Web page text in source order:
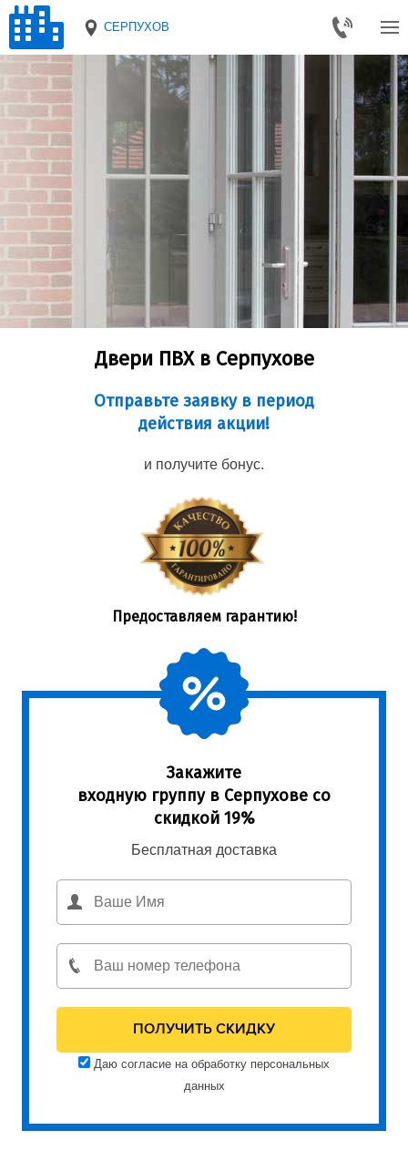
СЕРПУХОВ
Двери ПВХ в Серпухове
Отправьте заявку в период
действия акции!
и получите бонус.
Предоставляем гарантию!
Закажите
входную группу в Серпухове со
скидкой 19%
Бесплатная доставка
Даю согласие на обработку персональных
данных